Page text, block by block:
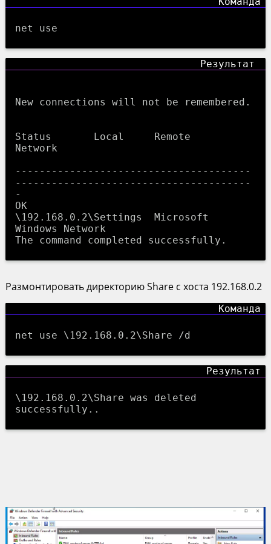
net use
New connections will not be remembered.
Status       Local     Remote
Network
---------------------------------------
---------------------------------------
-
OK
\192.168.0.2\Settings  Microsoft
Windows Network
Размонтировать директорию Share с хоста 192.168.0.2
net use \192.168.0.2\Share /d
\192.168.0.2\Share was deleted
successfully..